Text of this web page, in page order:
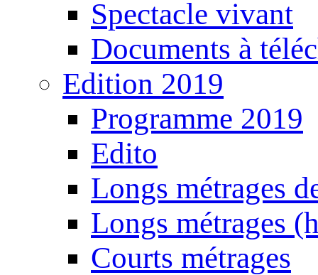
Spectacle vivant
Documents à
Edition 2019
Programme 2019
Edito
Longs métrages
Longs métrages
Courts métrages